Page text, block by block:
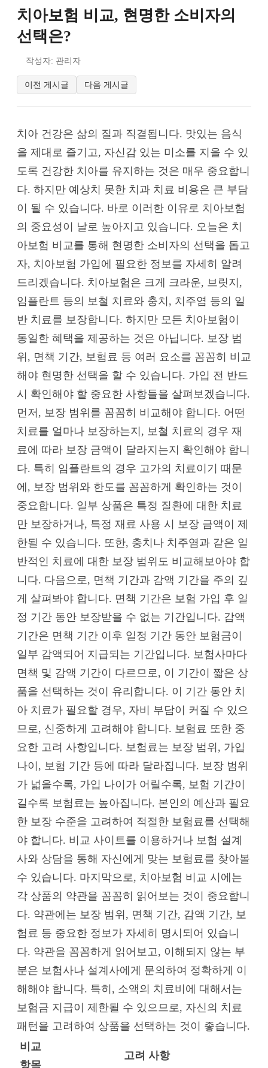
치아보험 비교, 현명한 소비자의
선택은?
작성자: 관리자
이전 게시글 다음 게시글
치아 건강은 삶의 질과 직결됩니다. 맛있는 음식
을 제대로 즐기고, 자신감 있는 미소를 지을 수 있
도록 건강한 치아를 유지하는 것은 매우 중요합니
다. 하지만 예상치 못한 치과 치료 비용은 큰 부담
이 될 수 있습니다. 바로 이러한 이유로 치아보험
의 중요성이 날로 높아지고 있습니다. 오늘은 치
아보험 비교를 통해 현명한 소비자의 선택을 돕고
자, 치아보험 가입에 필요한 정보를 자세히 알려
드리겠습니다. 치아보험은 크게 크라운, 브릿지,
임플란트 등의 보철 치료와 충치, 치주염 등의 일
반 치료를 보장합니다. 하지만 모든 치아보험이
동일한 혜택을 제공하는 것은 아닙니다. 보장 범
위, 면책 기간, 보험료 등 여러 요소를 꼼꼼히 비교
해야 현명한 선택을 할 수 있습니다. 가입 전 반드
시 확인해야 할 중요한 사항들을 살펴보겠습니다.
먼저, 보장 범위를 꼼꼼히 비교해야 합니다. 어떤
치료를 얼마나 보장하는지, 보철 치료의 경우 재
료에 따라 보장 금액이 달라지는지 확인해야 합니
다. 특히 임플란트의 경우 고가의 치료이기 때문
에, 보장 범위와 한도를 꼼꼼하게 확인하는 것이
중요합니다. 일부 상품은 특정 질환에 대한 치료
만 보장하거나, 특정 재료 사용 시 보장 금액이 제
한될 수 있습니다. 또한, 충치나 치주염과 같은 일
반적인 치료에 대한 보장 범위도 비교해보아야 합
니다. 다음으로, 면책 기간과 감액 기간을 주의 깊
게 살펴봐야 합니다. 면책 기간은 보험 가입 후 일
정 기간 동안 보장받을 수 없는 기간입니다. 감액
기간은 면책 기간 이후 일정 기간 동안 보험금이
일부 감액되어 지급되는 기간입니다. 보험사마다
면책 및 감액 기간이 다르므로, 이 기간이 짧은 상
품을 선택하는 것이 유리합니다. 이 기간 동안 치
아 치료가 필요할 경우, 자비 부담이 커질 수 있으
므로, 신중하게 고려해야 합니다. 보험료 또한 중
요한 고려 사항입니다. 보험료는 보장 범위, 가입
나이, 보험 기간 등에 따라 달라집니다. 보장 범위
가 넓을수록, 가입 나이가 어릴수록, 보험 기간이
길수록 보험료는 높아집니다. 본인의 예산과 필요
한 보장 수준을 고려하여 적절한 보험료를 선택해
야 합니다. 비교 사이트를 이용하거나 보험 설계
사와 상담을 통해 자신에게 맞는 보험료를 찾아볼
수 있습니다. 마지막으로, 치아보험 비교 시에는
각 상품의 약관을 꼼꼼히 읽어보는 것이 중요합니
다. 약관에는 보장 범위, 면책 기간, 감액 기간, 보
험료 등 중요한 정보가 자세히 명시되어 있습니
다. 약관을 꼼꼼하게 읽어보고, 이해되지 않는 부
분은 보험사나 설계사에게 문의하여 정확하게 이
해해야 합니다. 특히, 소액의 치료비에 대해서는
보험금 지급이 제한될 수 있으므로, 자신의 치료
패턴을 고려하여 상품을 선택하는 것이 좋습니다.
비교
항목
고려 사항